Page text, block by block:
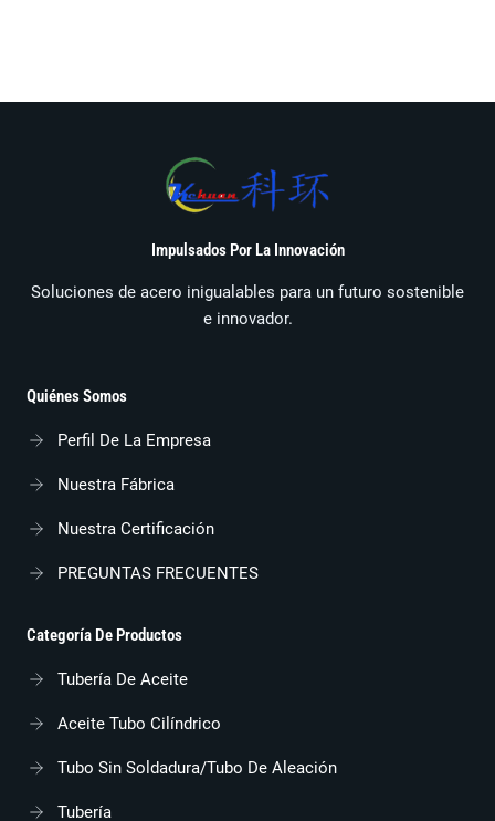
Impulsados Por La Innovación
Soluciones de acero inigualables para un futuro sostenible
e innovador.
Quiénes Somos
Perfil De La Empresa
Nuestra Fábrica
Nuestra Certificación
PREGUNTAS FRECUENTES
Categoría De Productos
Tubería De Aceite
Aceite Tubo Cilíndrico
Tubo Sin Soldadura/tubo De Aleación
Tubería